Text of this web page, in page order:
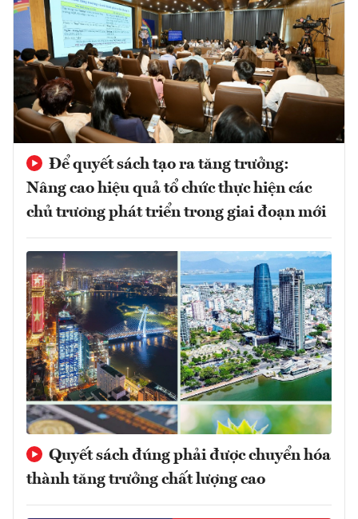
Để quyết sách tạo ra tăng trưởng:
Nâng cao hiệu quả tổ chức thực hiện các
chủ trương phát triển trong giai đoạn mới
Quyết sách đúng phải được chuyển hóa
thành tăng trưởng chất lượng cao